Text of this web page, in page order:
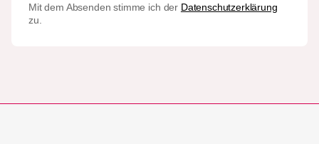
Mit dem Absenden stimme ich der Datenschutzerklärung
zu.